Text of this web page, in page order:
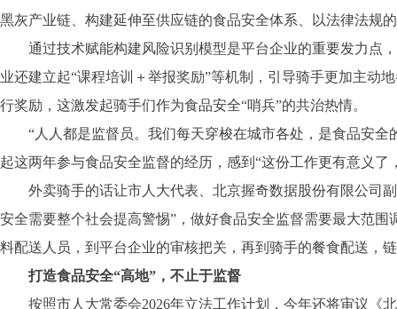
黑灰产业链、构建延伸至供应链的食品安全体系、以法律法
通过技术赋能构建风险识别模型是平台企业的重要发力点，
业还建立起“课程培训＋举报奖励”等机制，引导骑手更加主动
行奖励，这激发起骑手们作为食品安全“哨兵”的共治热情。
“人人都是监督员。我们每天穿梭在城市各处，是食品安全
起这两年参与食品安全监督的经历，感到“这份工作更有意义了
外卖骑手的话让市人大代表、北京握奇数据股份有限公司副
安全需要整个社会提高警惕”，做好食品安全监督需要最大范
料配送人员，到平台企业的审核把关，再到骑手的餐食配送，
打造食品安全“高地”，不止于监督
按照市人大常委会2026年立法工作计划，今年还将审议《